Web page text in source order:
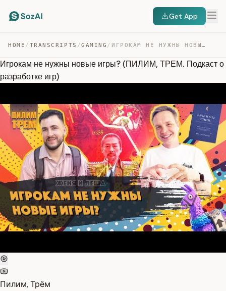
Get App
HOME / TRANSCRIPTS /GAMING / ИГРОКАМ НЕ НУЖНЫ НОВЫЕ ИГРЫ? (ПИЛИМ, ТРЕМ. ПОДКАСТ О РА… — TRANSCRIPT
Игрокам не нужны новые игры? (ПИЛИМ, ТРЕМ. Подкаст о
разработке игр)
Пилим, Трём